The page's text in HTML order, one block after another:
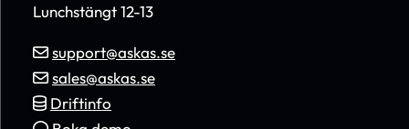
Lunchstängt 12-13
support@askas.se
sales@askas.se
Driftinfo